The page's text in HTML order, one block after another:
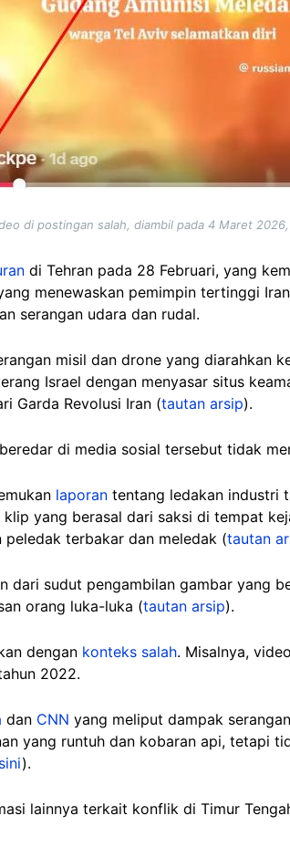
di postingan salah, diambil pada 4 Maret
di Tehran pada 28 Februari, yang
menewaskan pemimpin tertinggi
serangan udara dan rudal.
misil dan drone yang diarahkan
Israel dengan menyasar situs
Garda Revolusi Iran (tautan arsip).
di media sosial tersebut tidak
laporan tentang ledakan industri
klip yang berasal dari saksi di tempat
terbakar dan meledak (tautan
dari sudut pengambilan gambar yang
orang luka-luka (tautan arsip).
dengan konteks salah. Misalnya,
2022.
dan CNN yang meliput dampak
yang runtuh dan kobaran api, tetapi
).
lainnya terkait konflik di Timur